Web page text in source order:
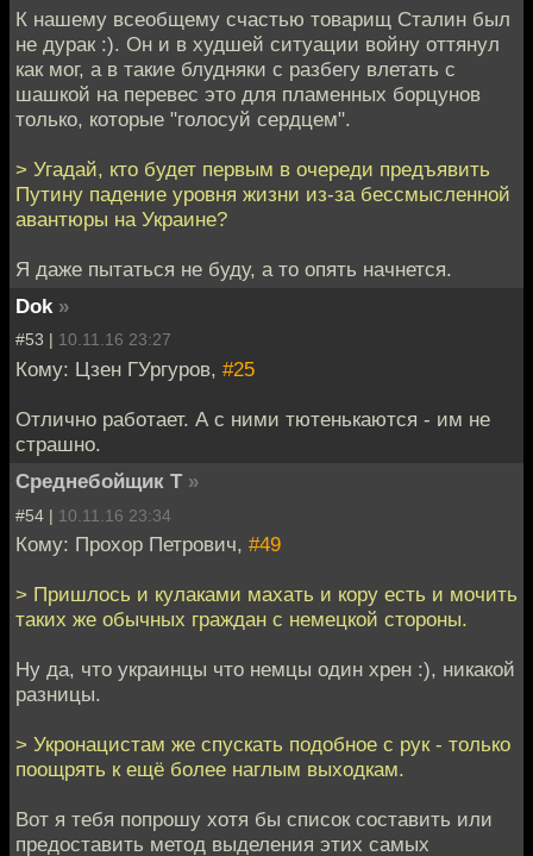
К нашему всеобщему счастью товарищ Сталин был
не дурак :). Он и в худшей ситуации войну оттянул
как мог, а в такие блудняки с разбегу влетать с
шашкой на перевес это для пламенных борцунов
только, которые "голосуй сердцем".
> Угадай, кто будет первым в очереди предъявить
Путину падение уровня жизни из-за бессмысленной
авантюры на Украине?
Я даже пытаться не буду, а то опять начнется.
Dok »
#53 | 10.11.16 23:27
Кому: Цзен ГУргуров, #25
Отлично работает. А с ними тютенькаются - им не
страшно.
Среднебойщик Т »
#54 | 10.11.16 23:34
Кому: Прохор Петрович, #49
> Пришлось и кулаками махать и кору есть и мочить
таких же обычных граждан с немецкой стороны.
Ну да, что украинцы что немцы один хрен :), никакой
разницы.
> Укронацистам же спускать подобное с рук - только
поощрять к ещё более наглым выходкам.
Вот я тебя попрошу хотя бы список составить или
предоставить метод выделения этих самых